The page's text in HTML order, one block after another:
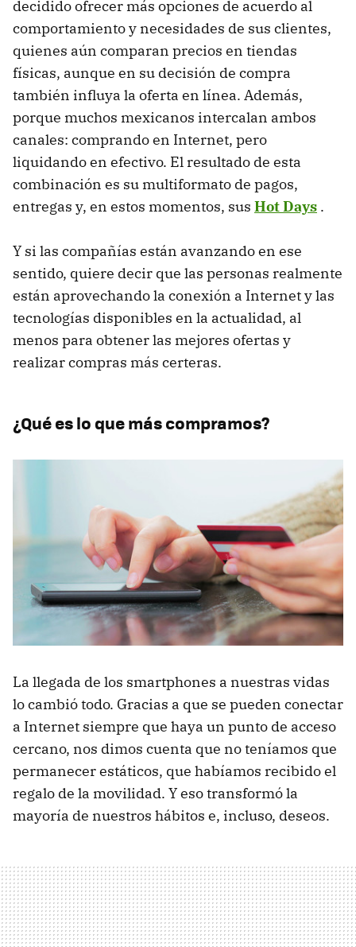
decidido ofrecer más opciones de acuerdo al
comportamiento y necesidades de sus clientes,
quienes aún comparan precios en tiendas
físicas, aunque en su decisión de compra
también influya la oferta en línea. Además,
porque muchos mexicanos intercalan ambos
canales: comprando en Internet, pero
liquidando en efectivo. El resultado de esta
combinación es su multiformato de pagos,
entregas y, en estos momentos, sus Hot Days .
Y si las compañías están avanzando en ese
sentido, quiere decir que las personas realmente
están aprovechando la conexión a Internet y las
tecnologías disponibles en la actualidad, al
menos para obtener las mejores ofertas y
realizar compras más certeras.
¿Qué es lo que más compramos?
La llegada de los smartphones a nuestras vidas
lo cambió todo. Gracias a que se pueden conectar
a Internet siempre que haya un punto de acceso
cercano, nos dimos cuenta que no teníamos que
permanecer estáticos, que habíamos recibido el
regalo de la movilidad. Y eso transformó la
mayoría de nuestros hábitos e, incluso, deseos.